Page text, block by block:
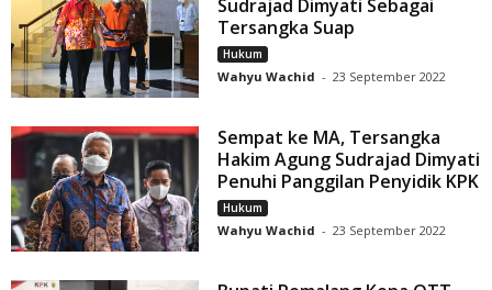
Sudrajad Dimyati Sebagai
Tersangka Suap
Hukum
Wahyu Wachid - 23 September 2022
Sempat ke MA, Tersangka
Hakim Agung Sudrajad Dimyati
Penuhi Panggilan Penyidik KPK
Hukum
Wahyu Wachid - 23 September 2022